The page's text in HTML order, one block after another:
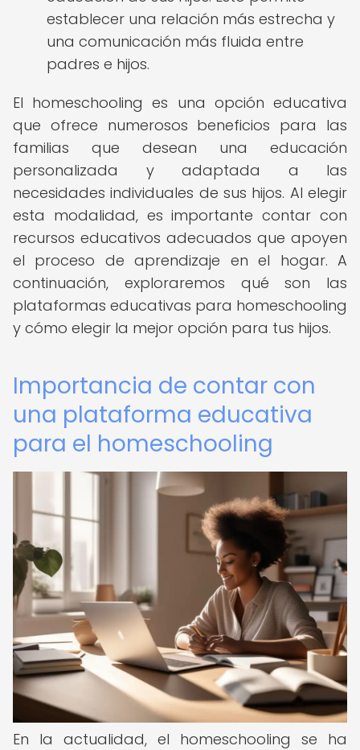
establecer una relación más estrecha y
una comunicación más fluida entre
padres e hijos.
El homeschooling es una opción educativa
que ofrece numerosos beneficios para las
familias que desean una educación
personalizada y adaptada a las
necesidades individuales de sus hijos. Al elegir
esta modalidad, es importante contar con
recursos educativos adecuados que apoyen
el proceso de aprendizaje en el hogar. A
continuación, exploraremos qué son las
plataformas educativas para homeschooling
y cómo elegir la mejor opción para tus hijos.
Importancia de contar con
una plataforma educativa
para el homeschooling
En la actualidad, el homeschooling se ha